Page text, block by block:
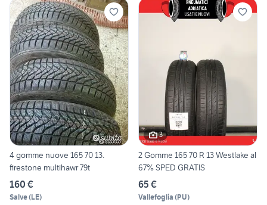
4 gomme nuove 165 70 13.
firestone multihawr 79t
160 €
Salve(LE)
3
2 Gomme 165 70 R 13 Westlake al
67% SPED GRATIS
65 €
Vallefoglia (PU)